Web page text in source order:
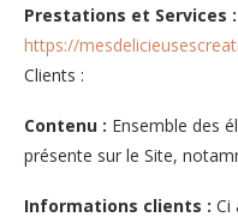
Prestations et Services :
https://
Clients :
Contenu : Ensemble des
présente sur le Site,
Informations clients : Ci